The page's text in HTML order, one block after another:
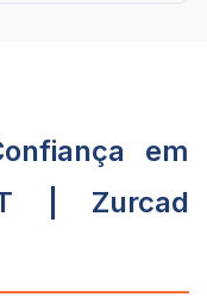
em
| Zurcad